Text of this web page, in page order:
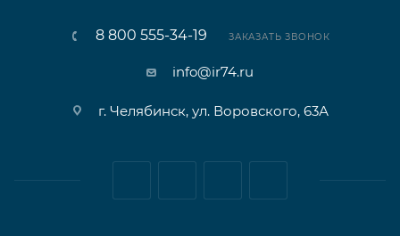
8 800 555-34-19 ЗАКАЗАТЬ ЗВОНОК
info@ir74.ru
г. Челябинск, ул. Воровского, 63А